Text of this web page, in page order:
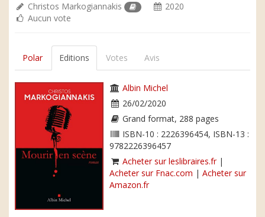
Christos Markogiannakis
2020
Aucun vote
Polar Editions Votes Avis
Albin Michel
26/02/2020
Grand format, 288 pages
ISBN-10 : 2226396454, ISBN-13 :
9782226396457
Acheter sur leslibraires.fr|
Acheter sur Fnac.com | Acheter sur
Amazon.fr